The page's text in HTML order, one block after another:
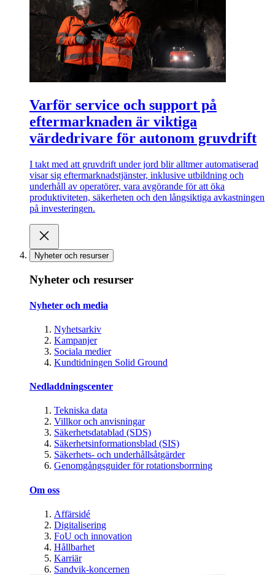
Varför service och support på
eftermarknaden är viktiga
värdedrivare för autonom gruvdrift
I takt med att gruvdrift under jord blir alltmer automatiserad
visar sig eftermarknadstjänster, inklusive utbildning och
underhåll av operatörer, vara avgörande för att öka
produktiviteten, säkerheten och den långsiktiga avkastningen
på investeringen.
Nyheter och resurser
Nyheter och resurser
Nyheter och media
Nyhetsarkiv
Kampanjer
Sociala medier
Kundtidningen Solid Ground
Nedladdningscenter
Tekniska data
Villkor och anvisningar
Säkerhetsdatablad (SDS)
Säkerhetsinformationsblad (SIS)
Säkerhets- och underhållsåtgärder
Genomgångsguider för rotationsborrning
Om oss
Affärsidé
Digitalisering
FoU och innovation
Hållbarhet
Karriär
Sandvik-koncernen